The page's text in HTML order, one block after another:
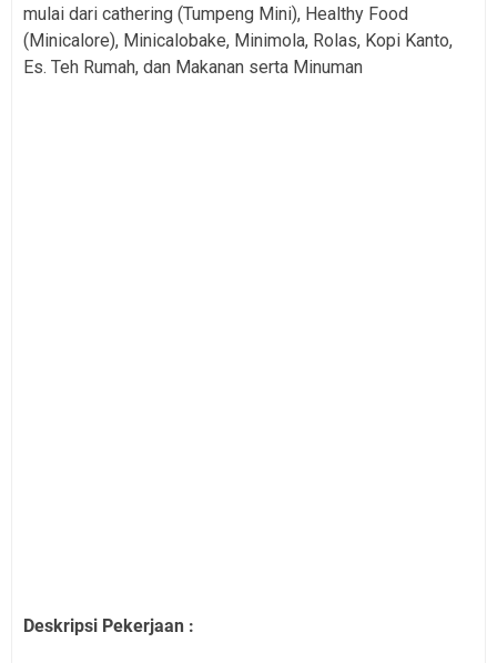
mulai dari cathering (Tumpeng Mini), Healthy Food
(Minicalore), Minicalobake, Minimola, Rolas, Kopi Kanto,
Es. Teh Rumah, dan Makanan serta Minuman
Deskripsi Pekerjaan :